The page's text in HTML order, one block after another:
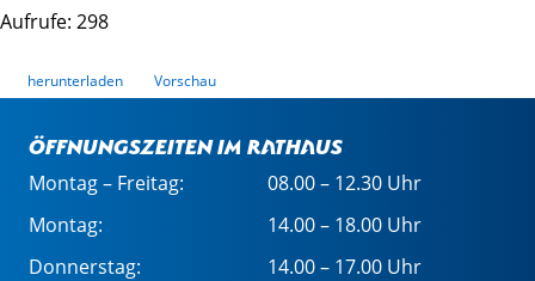
Aufrufe: 298
herunterladen Vorschau
Öffnungszeiten im Rathaus
Montag – Freitag:
08.00 – 12.30 Uhr
Montag:
14.00 – 18.00 Uhr
Donnerstag:
14.00 – 17.00 Uhr